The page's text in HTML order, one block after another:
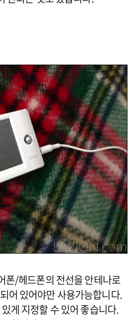
폰/헤드폰의 전선을 안테나로
어 있어야만 사용가능합니다.
게 지정할 수 있어 좋습니다.